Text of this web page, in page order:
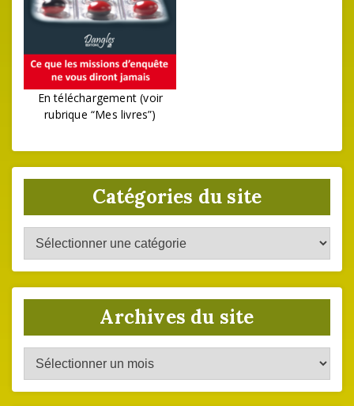
En téléchargement (voir
rubrique “Mes livres”)
Catégories du site
Catégories
du
site
Archives du site
Archives
du
site